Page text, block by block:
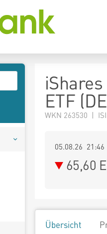
iShares
ETF
WKN 263530 |
05.08.26 21:46
65,60
Übersicht